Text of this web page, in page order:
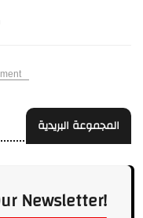
المجموعة البريدية
Newsletter!